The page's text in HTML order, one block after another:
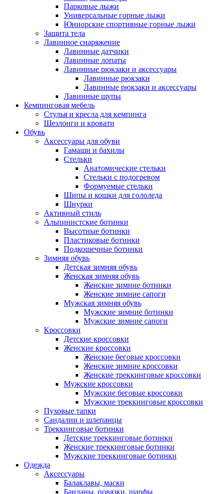
Парковые лыжи
Универсальные горные лыжи
Юниорские спортивные горные лыжи
Защита тела
Лавинное снаряжение
Лавинные датчики
Лавинные лопаты
Лавинные рюкзаки и аксессуары
Лавинные рюкзаки
Лавинные рюкзаки и аксессуары
Лавинные щупы
Кемпинговая мебель
Стулья и кресла для кемпинга
Шезлонги и кровати
Обувь
Аксессуары для обуви
Гамаши и бахилы
Стельки
Анатомические стельки
Стельки с подогревом
Формуемые стельки
Шипы и кошки для гололеда
Шнурки
Активный стиль
Альпинистские ботинки
Высотные ботинки
Пластиковые ботинки
Подкошечные ботинки
Зимняя обувь
Детская зимняя обувь
Женская зимняя обувь
Женские зимние ботинки
Женские зимние сапоги
Мужская зимняя обувь
Мужские зимние ботинки
Мужские зимние сапоги
Кроссовки
Детские кроссовки
Женские кроссовки
Женские беговые кроссовки
Женские зимние кроссовки
Женские треккинговые кроссовки
Мужские кроссовки
Мужские беговые кроссовки
Мужские треккинговые кроссовки
Пуховые тапки
Сандалии и шлепанцы
Треккинговые ботинки
Детские треккинговые ботинки
Женские треккинговые ботинки
Мужские треккинговые ботинки
Одежда
Аксессуары
Балаклавы, маски
Банданы, повязки, шарфы